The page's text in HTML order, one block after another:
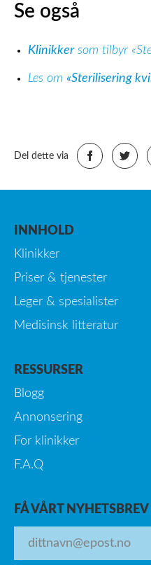
Se også
Klinikkersom tilbyr
Les om «Sterilisering
Del dette via
INNHOLD
Klinikker
Priser & tjenester
Leger & spesialister
Medisinsk litteratur
RESSURSER
Blogg
Annonsering
For klinikker
F.A.Q
FÅ VÅRT NYHETSBREV